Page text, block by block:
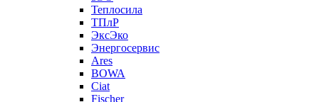
Теплосила
ТПлР
ЭксЭко
Энергосервис
Ares
BOWA
Ciat
Fischer